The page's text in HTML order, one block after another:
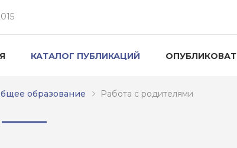
КАТАЛОГ ПУБЛИКАЦИЙ
образование Работа с родителями